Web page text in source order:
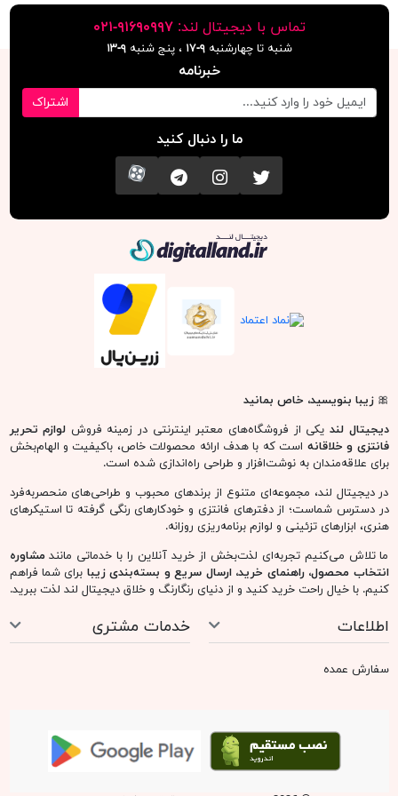
تماس با دیجیتال لند:٩١۶٩٠٩٩٧-٠٢١
شنبه تا چهارشنبه۹-۱۷ ، پنج شنبه۹-١٣
خبرنامه
اشتراک
ما را دنبال کنید
تویتر اینستاگرامکانال تلگرام
آپارات
🎀زیبا بنویسید، خاص بمانید
دیجیتال لند یکی از فروشگاه‌های معتبر اینترنتی در زمینه فروش لوازم تحریر
فانتزی و خلاقانه است که با هدف ارائه محصولات خاص، باکیفیت و الهام‌بخش
برای علاقه‌مندان به نوشت‌افزار و طراحی راه‌اندازی شده است.
در دیجیتال لند، مجموعه‌ای متنوع از برندهای محبوب و طراحی‌های منحصربه‌فرد
در دسترس شماست؛ از دفترهای فانتزی و خودکارهای رنگی گرفته تا استیکرهای
هنری، ابزارهای تزئینی و لوازم برنامه‌ریزی روزانه.
ما تلاش می‌کنیم تجربه‌ای لذت‌بخش از خرید آنلاین را با خدماتی مانندمشاوره
انتخاب محصول، راهنمای خرید، ارسال سریع و بسته‌بندی زیبا برای شما فراهم
کنیم. با خیال راحت خرید کنید و از دنیای رنگارنگ و خلاق دیجیتال لند لذت ببرید.
اطلاعات خدمات مشتری
سفارش عمده